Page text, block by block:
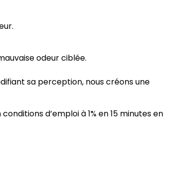
odeur ciblée.
sa perception, nous créons une
d’emploi à 1% en 15 minutes en